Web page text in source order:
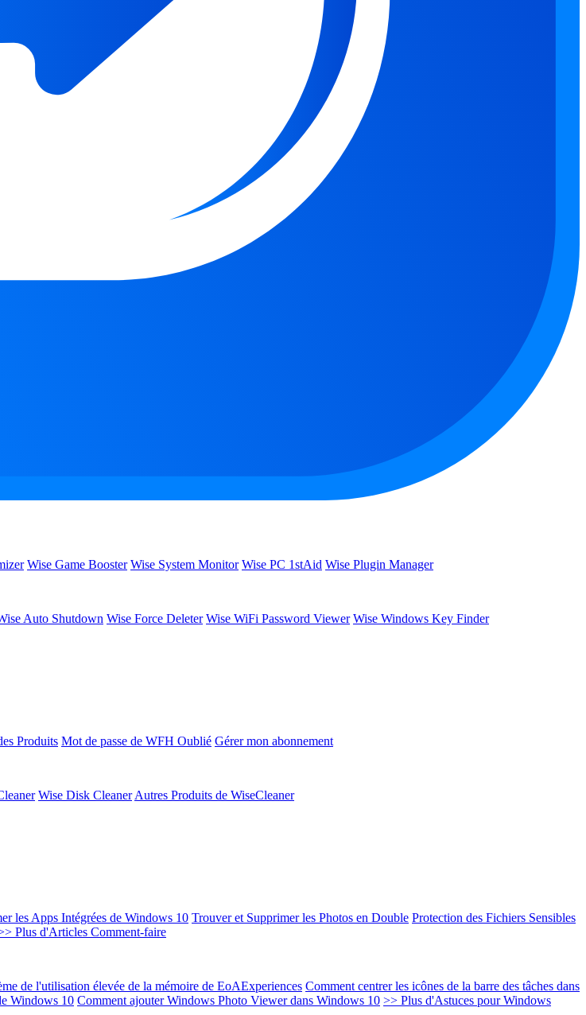
Wise Game Booster Wise System Monitor Wise PC 1stAid Wise Plugin Manager
Auto Shutdown Wise Force Deleter Wise WiFi Password Viewer Wise Windows Key Finder
Produits Mot de passe de WFH Oublié Gérer mon abonnement
Wise Disk Cleaner Autres Produits de WiseCleaner
les Apps Intégrées de Windows 10 Trouver et Supprimer les Photos en Double Protection des Fichiers Sensibles
Plus d'Articles Comment-faire
de l'utilisation élevée de la mémoire de EoAExperiences Comment centrer les icônes de la barre des tâches dans
Windows 10 Comment ajouter Windows Photo Viewer dans Windows 10 >> Plus d'Astuces pour Windows